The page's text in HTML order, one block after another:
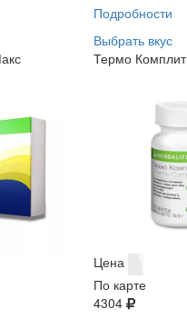
Подробности
Выбрать вкус
Термо Комплит
Цена
По карте
4304